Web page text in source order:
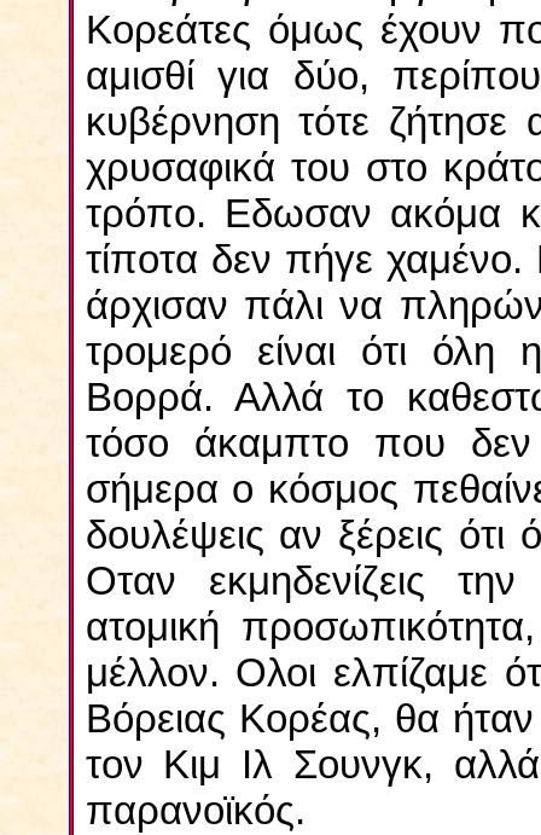
Κορεάτες όμως έχουν
αμισθί για δύο,
κυβέρνηση τότε
χρυσαφικά του στο
τρόπο. Εδωσαν ακόμα
τίποτα δεν πήγε χαμένο.
άρχισαν πάλι να
τρομερό είναι ότι όλη
Βορρά. Αλλά το
τόσο άκαμπτο που δεν
σήμερα ο κόσμος
δουλέψεις αν ξέρεις
Οταν εκμηδενίζεις
ατομική
μέλλον. Ολοι ελπίζαμε
Βόρειας Κορέας, θα
τον Κιμ Ιλ Σουνγκ,
παρανοϊκός.